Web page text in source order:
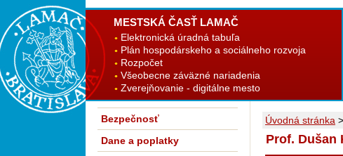
MESTSKÁ ČASŤ LAMAČ
Elektronická úradná tabuľa
Plán hospodárskeho a sociálneho rozvoja
Rozpočet
Všeobecne záväzné nariadenia
Zverejňovanie - digitálne mesto
Úvodná stránka >
Prof. Dušan
Bezpečnosť
Dane a poplatky